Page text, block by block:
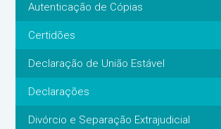
Autenticação de Cópias
Certidões
Declaração de União Estável
Declarações
Divórcio e Separação Extrajudicial